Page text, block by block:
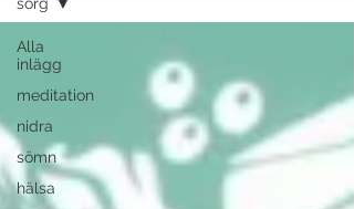
Alla
inlägg
meditation
nidra
sömn
hälsa